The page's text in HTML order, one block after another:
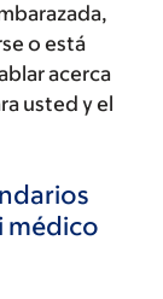
o está
acerca
usted y el
médico